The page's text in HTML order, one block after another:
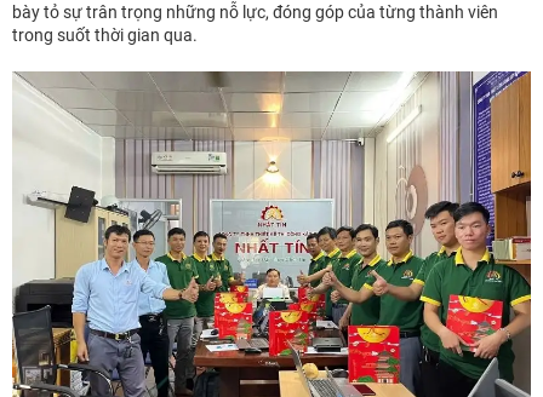
bày tỏ sự trân trọng những nỗ lực, đóng góp của từng thành viên
trong suốt thời gian qua.